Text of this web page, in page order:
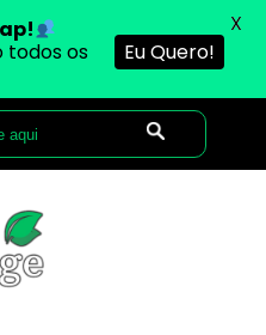
todos os
Eu Quero!
X